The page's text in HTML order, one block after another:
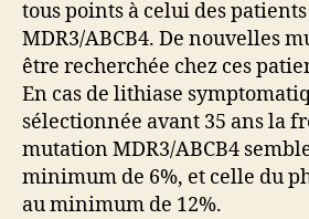
tous points à celui des
MDR3/ABCB4. De nouvelles
être recherchée chez ces
En cas de lithiase
sélectionnée avant 35 ans la
mutation MDR3/ABCB4
minimum de 6%, et celle du
au minimum de 12%.